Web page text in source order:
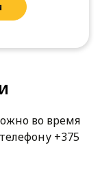
во время
+375